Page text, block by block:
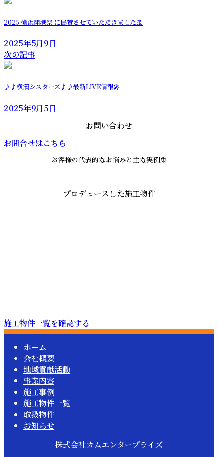
2025 横浜開港祭 に協賛させていただきました🚢
2025年5月9日
次の記事
♪♪横濱シスターズ♪♪最新LIVE情報🎤
2025年9月5日
お問い合わせ
お問合せはこちら
お客様の代表的なお悩みと主な実例集
プロデュースした施工物件
施工物件一覧を確認する
ホーム
会社概要
地域貢献活動
事業内容
施工事例
施工物件一覧
取扱物件
お知らせ
株式会社カムエンタープライズ